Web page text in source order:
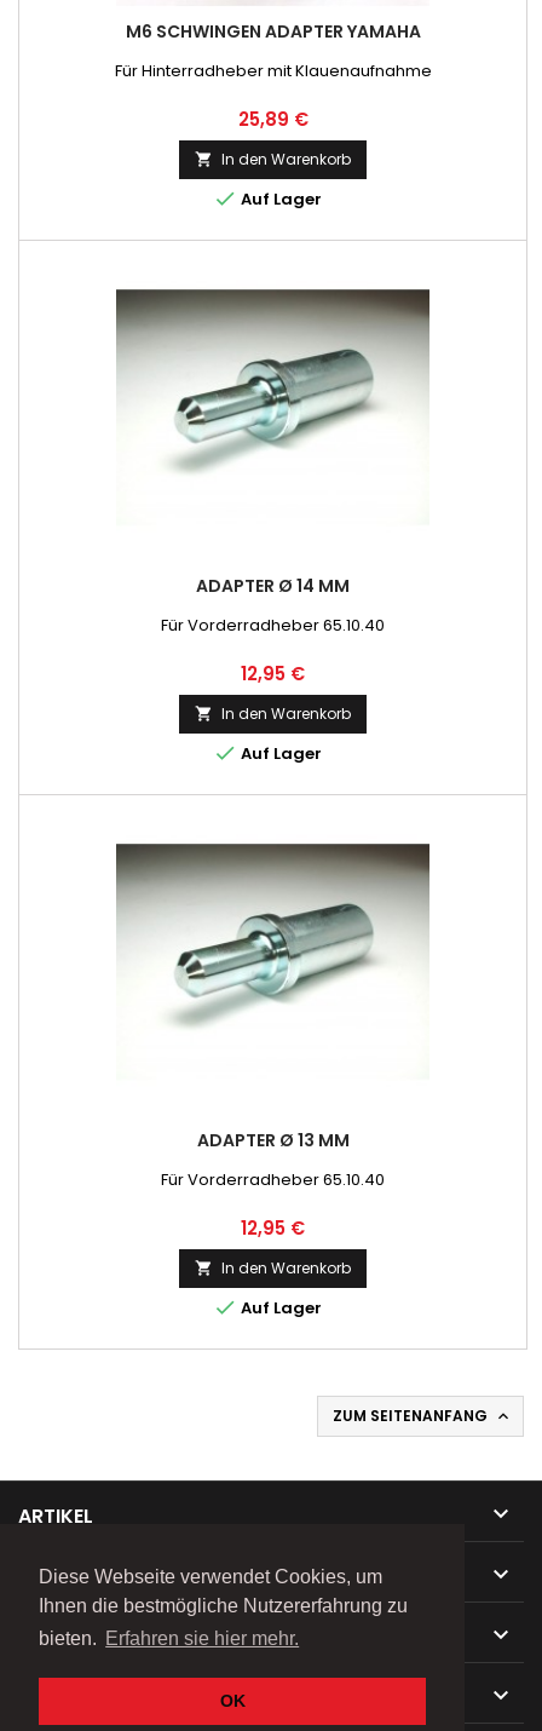
Diese Webseite verwendet Cookies, um
Ihnen die bestmögliche Nutzererfahrung zu
bieten. Erfahren sie hier mehr.
OK
M6 SCHWINGEN ADAPTER YAMAHA
Für Hinterradheber mit Klauenaufnahme
Preis
25,89 €
 In den Warenkorb
 Auf Lager
ADAPTER Ø 14 MM
Für Vorderradheber 65.10.40
Preis
12,95 €
 In den Warenkorb
 Auf Lager
ADAPTER Ø 13 MM
Für Vorderradheber 65.10.40
Preis
12,95 €
 In den Warenkorb
 Auf Lager
ZUM SEITENANFANG 
ARTIKEL 
UNTERNEHMEN 
IHR KONTO 
